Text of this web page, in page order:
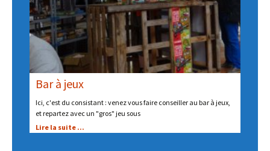
Bar à jeux
Ici, c'est du consistant : venez vous faire conseiller au bar à jeux,
et repartez avec un "gros" jeu sous
Lire la suite ...